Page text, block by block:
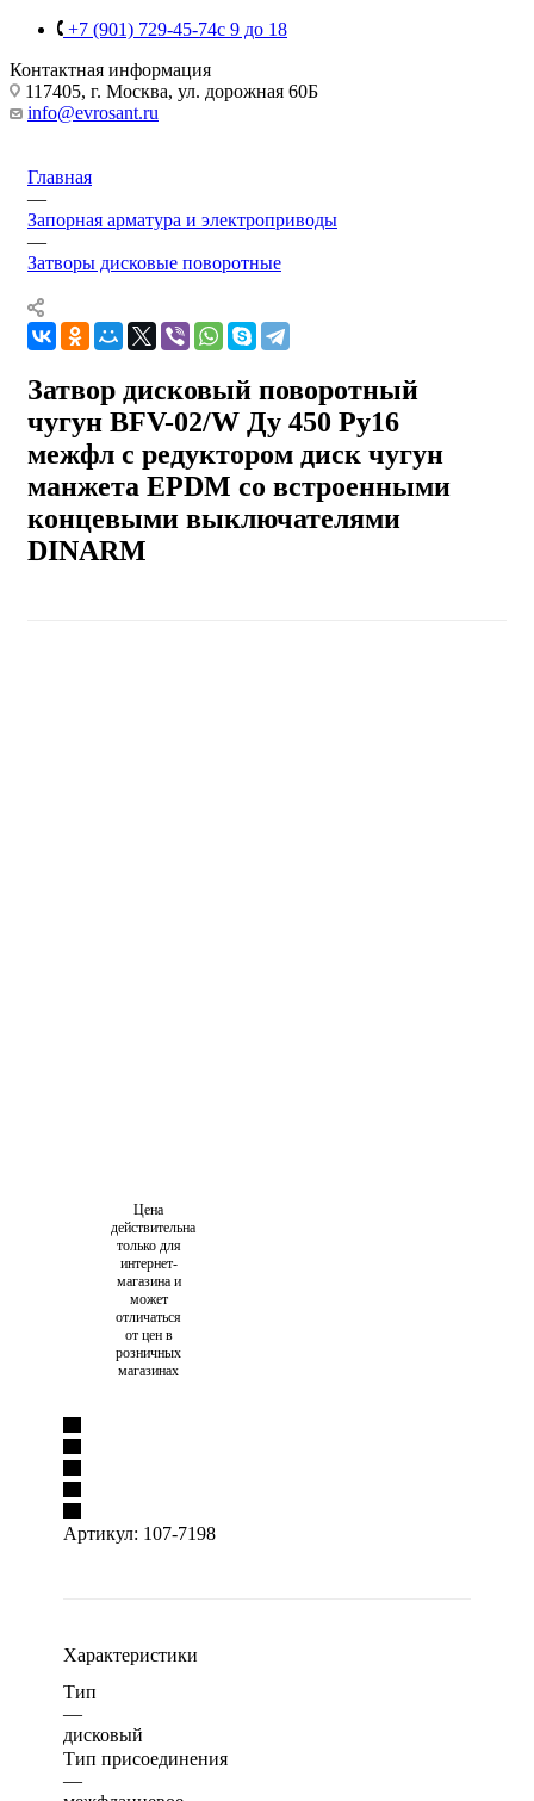
+7 (901) 729-45-74c 9 до 18
Контактная информация
117405, г. Москва, ул. дорожная 60Б
info@evrosant.ru
Главная
—
Запорная арматура и электроприводы
—
Затворы дисковые поворотные
Затвор дисковый поворотный
чугун BFV-02/W Ду 450 Ру16
межфл с редуктором диск чугун
манжета EPDM со встроенными
концевыми выключателями
DINARM
Цена
действительна
только для
интернет-
магазина и
может
отличаться
от цен в
розничных
магазинах
Артикул: 107-7198
Характеристики
Тип
—
дисковый
Тип присоединения
—